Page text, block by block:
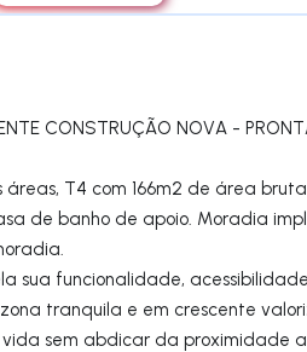
CONSTRUÇÃO NOVA -
T4 com 166m2 de área
de banho de apoio. Moradia
sua funcionalidade,
tranquila e em crescente
sem abdicar da proximidade a